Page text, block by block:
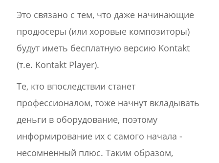
Это связано с тем, что даже начинающие
продюсеры (или хоровые композиторы)
будут иметь бесплатную версию Kontakt
(т.е. Kontakt Player).
Те, кто впоследствии станет
профессионалом, тоже начнут вкладывать
деньги в оборудование, поэтому
информирование их с самого начала -
несомненный плюс. Таким образом,